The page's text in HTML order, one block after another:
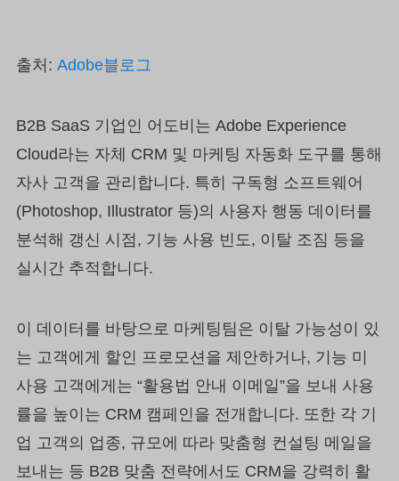
출처: Adobe블로그
B2B SaaS 기업인 어도비는 Adobe Experience
Cloud라는 자체 CRM 및 마케팅 자동화 도구를 통해
자사 고객을 관리합니다. 특히 구독형 소프트웨어
(Photoshop, Illustrator 등)의 사용자 행동 데이터를
분석해 갱신 시점, 기능 사용 빈도, 이탈 조짐 등을
실시간 추적합니다.
이 데이터를 바탕으로 마케팅팀은 이탈 가능성이 있
는 고객에게 할인 프로모션을 제안하거나, 기능 미
사용 고객에게는 “활용법 안내 이메일”을 보내 사용
률을 높이는 CRM 캠페인을 전개합니다. 또한 각 기
업 고객의 업종, 규모에 따라 맞춤형 컨설팅 메일을
보내는 등 B2B 맞춤 전략에서도 CRM을 강력히 활